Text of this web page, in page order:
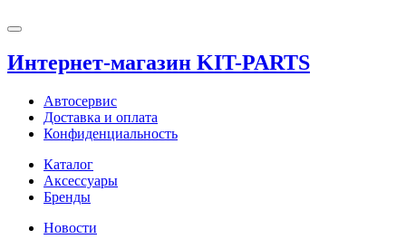
Интернет-магазин KIT-PARTS
Автосервис
Доставка и оплата
Конфиденциальность
Каталог
Аксессуары
Бренды
Новости